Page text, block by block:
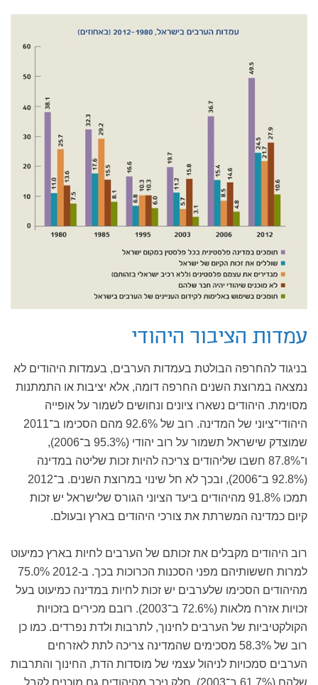
עמדות הציבור היהודי
בניגוד להחרפה הבולטת בעמדות הערבים, בעמדות היהודים לא
נמצאה במרוצת השנים החרפה דומה, אלא יציבות או התמתנות
מסוימת. היהודים נשארו ציונים ונחושים לשמור על אופייה
היהודי־ציוני של המדינה. רוב של 92.6% מהם הסכימו ב־2011
שמוצדק שישראל תשמור על רוב יהודי (95.3% ב־2006),
ו־87.8% חשבו שליהודים צריכה להיות זכות שליטה במדינה
(92.8% ב־2006), ובכך לא חל שינוי במרוצת השנים. ב־2012
תמכו 91.8% מהיהודים ביעד הציוני הגורס שלישראל יש זכות
קיום כמדינה המשרתת את צורכי היהודים בארץ ובעולם.
רוב היהודים מקבלים את זכותם של הערבים לחיות בארץ כמיעוט
למרות חששותיהם מפני הסכנות הכרוכות בכך. ב-2012 75.0%
מהיהודים הסכימו שלערבים יש זכות לחיות במדינה כמיעוט בעל
זכויות אזרח מלאות (72.6% ב־2003). רובם מכירים בזכויות
הקולקטיביות של הערבים לחינוך, לתרבות ולדת נפרדים. כמו כן
רוב של 58.3% מסכימים שהמדינה צריכה לתת לאזרחים
הערבים סמכויות לניהול עצמי של מוסדות הדת, החינוך והתרבות